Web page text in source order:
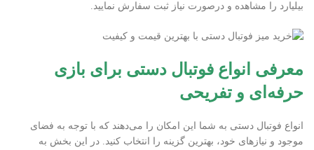
بیلیارد را مشاهده و درصورت نیاز ثبت سفارش نمایید.
معرفی انواع فوتبال دستی برای بازی
حرفه‌ای و تفریحی
انواع فوتبال دستی به شما این امکان را می‌دهند که با توجه به فضای
موجود و نیازهای خود، بهترین گزینه را انتخاب کنید. در این بخش به